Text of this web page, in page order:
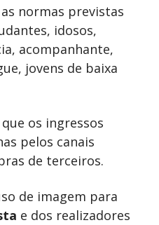
normas previstas
idosos,
acompanhante,
jovens de baixa
os ingressos
pelos canais
de terceiros.
de imagem para
e dos realizadores